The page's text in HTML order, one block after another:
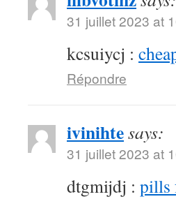
31 juillet 2023 at
kcsuiycj :
Répondre
ivinihtesays:
31 juillet 2023 at
dtgmijdj : pills